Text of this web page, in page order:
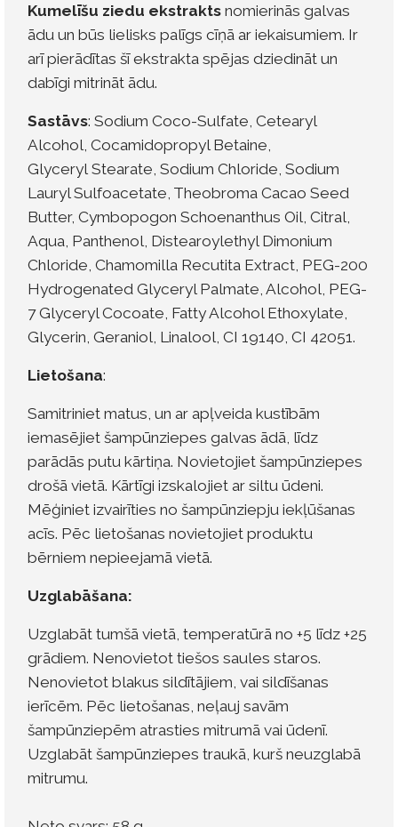
Kumelīšu ziedu ekstraktsnomierinās galvas
ādu un būs lielisks palīgs cīņā ar iekaisumiem. Ir
arī pierādītas šī ekstrakta spējas dziedināt un
dabīgi mitrināt ādu.
Sastāvs: Sodium Coco-Sulfate, Cetearyl
Alcohol, Cocamidopropyl Betaine,
Glyceryl Stearate, Sodium Chloride, Sodium
Lauryl Sulfoacetate, Theobroma Cacao Seed
Butter, Cymbopogon Schoenanthus Oil, Citral,
Aqua, Panthenol, Distearoylethyl Dimonium
Chloride, Chamomilla Recutita Extract, PEG-200
Hydrogenated Glyceryl Palmate, Alcohol, PEG-
7 Glyceryl Cocoate, Fatty Alcohol Ethoxylate,
Glycerin, Geraniol, Linalool, CI 19140, CI 42051.
Lietošana:
Samitriniet matus, un ar apļveida kustībām
iemasējiet šampūnziepes galvas ādā, līdz
parādās putu kārtiņa. Novietojiet šampūnziepes
drošā vietā. Kārtīgi izskalojiet ar siltu ūdeni.
Mēģiniet izvairīties no šampūnziepju iekļūšanas
acīs. Pēc lietošanas novietojiet produktu
bērniem nepieejamā vietā.
Uzglabāšana:
Uzglabāt tumšā vietā, temperatūrā no +5 līdz +25
grādiem. Nenovietot tiešos saules staros.
Nenovietot blakus sildītājiem, vai sildīšanas
ierīcēm. Pēc lietošanas, neļauj savām
šampūnziepēm atrasties mitrumā vai ūdenī.
Uzglabāt šampūnziepes traukā, kurš neuzglabā
mitrumu.